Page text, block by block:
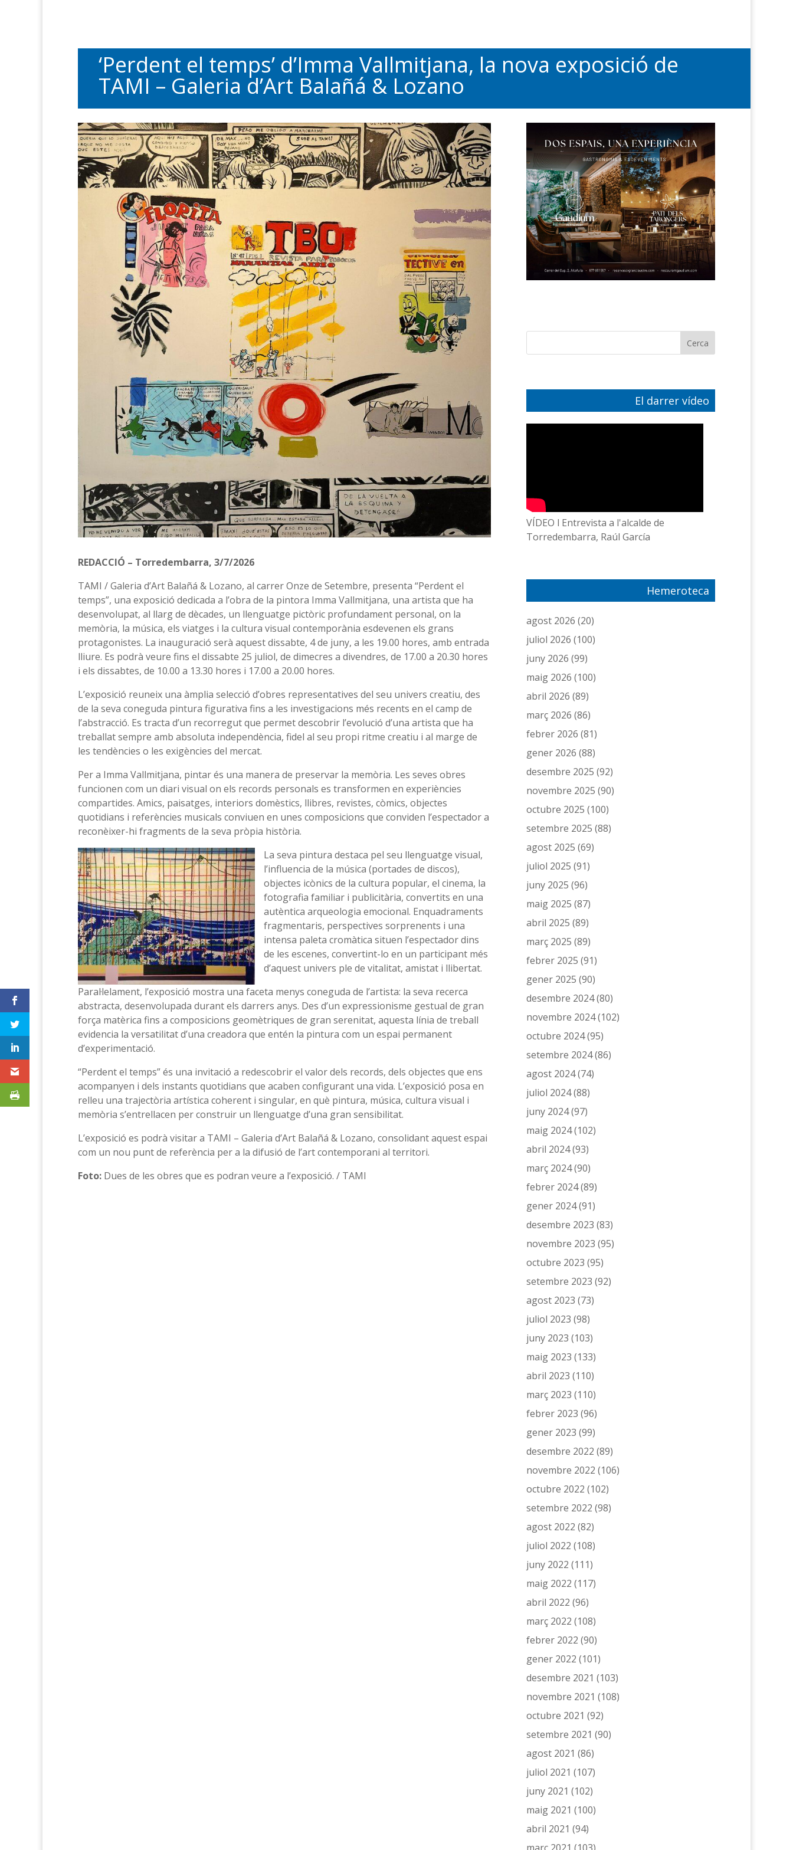
‘Perdent el temps’ d’Imma Vallmitjana, la nova exposició de
TAMI – Galeria d’Art Balañá & Lozano
REDACCIÓ – Torredembarra, 3/7/2026
TAMI / Galeria d’Art Balañá & Lozano, al carrer Onze de Setembre, presenta “Perdent el
temps”, una exposició dedicada a l’obra de la pintora Imma Vallmitjana, una artista que ha
desenvolupat, al llarg de dècades, un llenguatge pictòric profundament personal, on la
memòria, la música, els viatges i la cultura visual contemporània esdevenen els grans
protagonistes. La inauguració serà aquest dissabte, 4 de juny, a les 19.00 hores, amb entrada
lliure. Es podrà veure fins el dissabte 25 juliol, de dimecres a divendres, de 17.00 a 20.30 hores
i els dissabtes, de 10.00 a 13.30 hores i 17.00 a 20.00 hores.
L’exposició reuneix una àmplia selecció d’obres representatives del seu univers creatiu, des
de la seva coneguda pintura figurativa fins a les investigacions més recents en el camp de
l’abstracció. Es tracta d’un recorregut que permet descobrir l’evolució d’una artista que ha
treballat sempre amb absoluta independència, fidel al seu propi ritme creatiu i al marge de
les tendències o les exigències del mercat.
Per a Imma Vallmitjana, pintar és una manera de preservar la memòria. Les seves obres
funcionen com un diari visual on els records personals es transformen en experiències
compartides. Amics, paisatges, interiors domèstics, llibres, revistes, còmics, objectes
quotidians i referències musicals conviuen en unes composicions que conviden l’espectador a
reconèixer-hi fragments de la seva pròpia història.
La seva pintura destaca pel seu llenguatge visual,
l’influencia de la música (portades de discos),
objectes icònics de la cultura popular, el cinema, la
fotografia familiar i publicitària, convertits en una
autèntica arqueologia emocional. Enquadraments
fragmentaris, perspectives sorprenents i una
intensa paleta cromàtica situen l’espectador dins
de les escenes, convertint-lo en un participant més
d’aquest univers ple de vitalitat, amistat i llibertat.
Paral·lelament, l’exposició mostra una faceta menys coneguda de l’artista: la seva recerca
abstracta, desenvolupada durant els darrers anys. Des d’un expressionisme gestual de gran
força matèrica fins a composicions geomètriques de gran serenitat, aquesta línia de treball
evidencia la versatilitat d’una creadora que entén la pintura com un espai permanent
d’experimentació.
“Perdent el temps” és una invitació a redescobrir el valor dels records, dels objectes que ens
acompanyen i dels instants quotidians que acaben configurant una vida. L’exposició posa en
relleu una trajectòria artística coherent i singular, en què pintura, música, cultura visual i
memòria s’entrellacen per construir un llenguatge d’una gran sensibilitat.
L’exposició es podrà visitar a TAMI – Galeria d’Art Balañá & Lozano, consolidant aquest espai
com un nou punt de referència per a la difusió de l’art contemporani al territori.
Foto: Dues de les obres que es podran veure a l’exposició. / TAMI
El darrer vídeo
VÍDEO l Entrevista a l'alcalde de
Torredembarra, Raúl García
Hemeroteca
agost 2026 (20)
juliol 2026 (100)
juny 2026 (99)
maig 2026 (100)
abril 2026 (89)
març 2026 (86)
febrer 2026 (81)
gener 2026 (88)
desembre 2025 (92)
novembre 2025 (90)
octubre 2025 (100)
setembre 2025 (88)
agost 2025 (69)
juliol 2025 (91)
juny 2025 (96)
maig 2025 (87)
abril 2025 (89)
març 2025 (89)
febrer 2025 (91)
gener 2025 (90)
desembre 2024(80)
novembre 2024(102)
octubre 2024(95)
setembre 2024(86)
agost 2024(74)
juliol 2024(88)
juny 2024(97)
maig 2024(102)
abril 2024(93)
març 2024(90)
febrer 2024(89)
gener 2024(91)
desembre 2023 (83)
novembre 2023 (95)
octubre 2023 (95)
setembre 2023 (92)
agost 2023 (73)
juliol 2023 (98)
juny 2023 (103)
maig 2023 (133)
abril 2023 (110)
març 2023 (110)
febrer 2023 (96)
gener 2023 (99)
desembre 2022 (89)
novembre 2022 (106)
octubre 2022 (102)
setembre 2022 (98)
agost 2022 (82)
juliol 2022 (108)
juny 2022 (111)
maig 2022 (117)
abril 2022 (96)
març 2022 (108)
febrer 2022 (90)
gener 2022 (101)
desembre 2021 (103)
novembre 2021 (108)
octubre 2021 (92)
setembre 2021 (90)
agost 2021 (86)
juliol 2021 (107)
juny 2021 (102)
maig 2021 (100)
abril 2021 (94)